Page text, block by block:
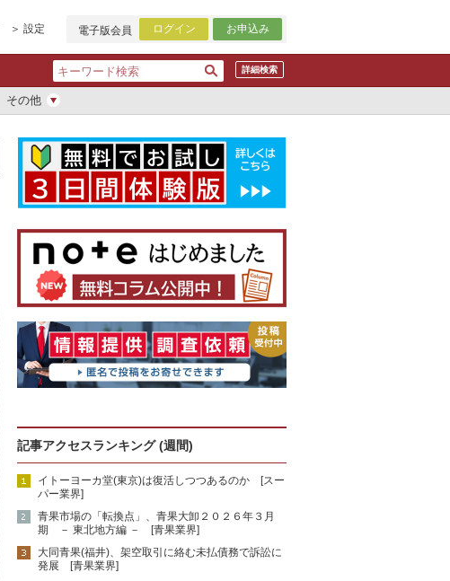
設定 電子版会員 ログイン お申込み
詳細検索
その他
記事アクセスランキング (週間)
イトーヨーカ堂(東京)は復活しつつあるのか [スー
パー業界]
青果市場の「転換点」、青果大卸２０２６年３月
期 － 東北地方編 － [青果業界]
大同青果(福井)、架空取引に絡む未払債務で訴訟に
発展 [青果業界]